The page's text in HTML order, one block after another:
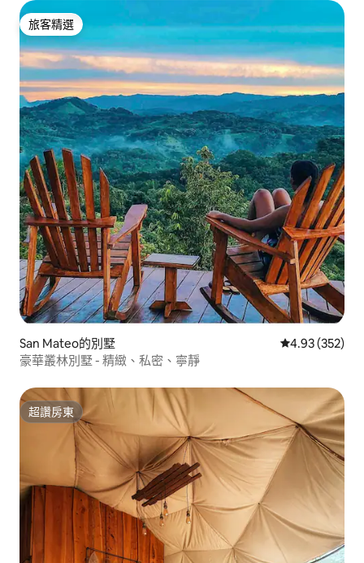
旅客精選
旅客精選
San Mateo的別墅 從 352 則評價
4.93 (352)
豪華叢林別墅 - 精緻、私密、寧靜
超讚房東
超讚房東